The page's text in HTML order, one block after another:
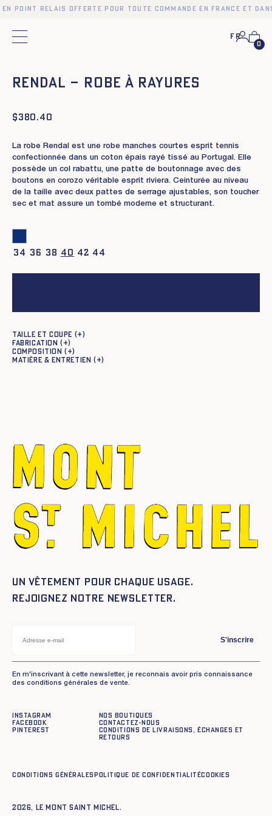
toute
Fr
0
RENDAL – ROBE À RAYURES
$ 380.40
La robe Rendal est une robe manches courtes esprit tennis
confectionnée dans un coton épais rayé tissé au Portugal. Elle
possède un col rabattu, une patte de boutonnage avec des
boutons en corozo véritable esprit riviera. Ceinturée au niveau
de la taille avec deux pattes de serrage ajustables, son toucher
sec et mat assure un tombé moderne et structurant.
34 36 38 40 42 44
Taille et coupe
Fabrication
Composition
Matière & entretien
Un vêtement pour chaque usage.
Rejoignez notre newsletter.
S'inscrire
En m'inscrivant à cette newsletter, je reconnais avoir pris connaissance
des conditions générales de vente.
Instagram
Facebook
Pinterest
Nos boutiques
Contactez-nous
Conditions de livraisons, échanges et
retours
Conditions générales Politique de confidentialitéCookies
2026, Le Mont Saint Michel.